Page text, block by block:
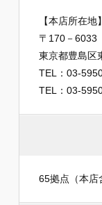
【本店所在地】
〒170－6033
東京都豊島
TEL：03-
TEL：03-
65拠点（本店